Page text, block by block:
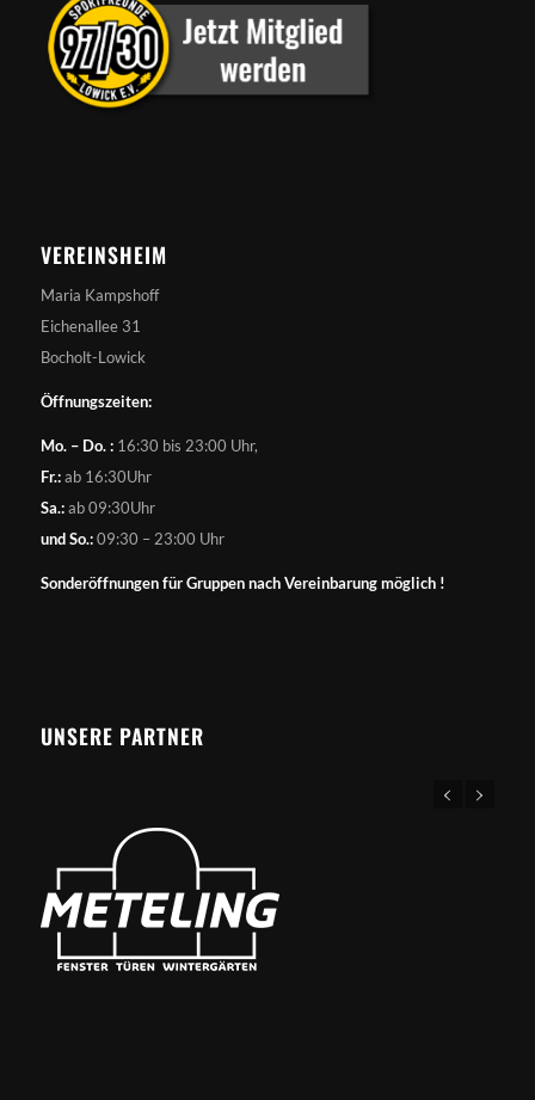
VEREINSHEIM
Maria Kampshoff
Eichenallee 31
Bocholt-Lowick
Öffnungszeiten:
Mo. – Do. :16:30 bis 23:00 Uhr,
Fr.:ab 16:30Uhr
Sa.:ab 09:30Uhr
und So.:09:30 – 23:00 Uhr
Sonderöffnungen für Gruppen nach Vereinbarung möglich !
UNSERE PARTNER